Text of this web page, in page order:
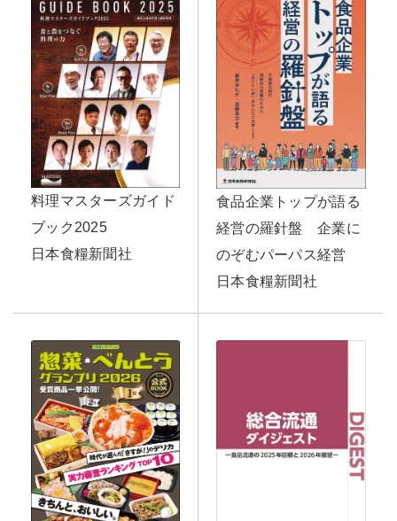
料理マスターズガイド
ブック2025
日本食糧新聞社
食品企業トップが語る
経営の羅針盤 企業に
のぞむパーパス経営
日本食糧新聞社